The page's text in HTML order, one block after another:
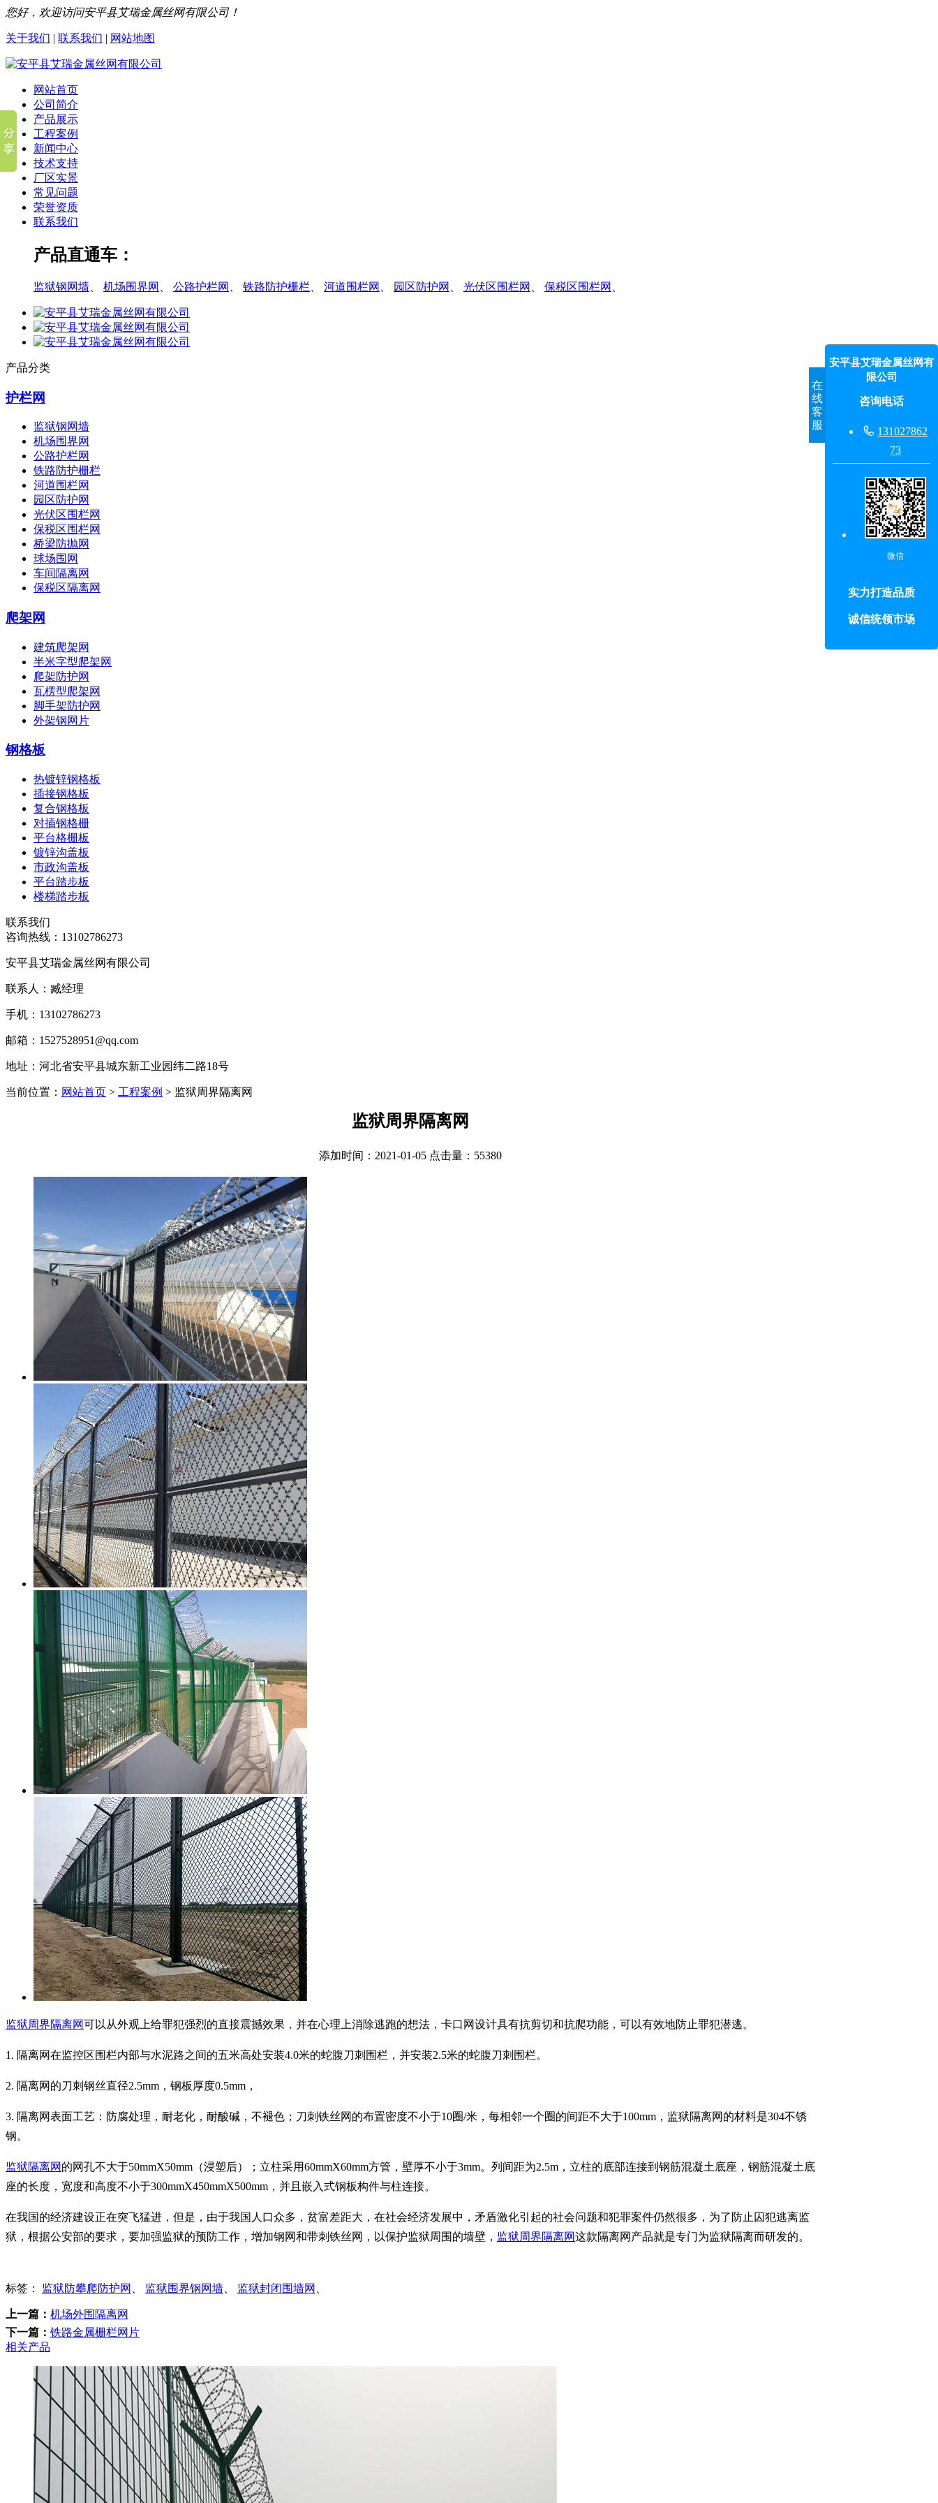
您好，欢迎访问安平县艾瑞金属丝网有限公司！
关于我们 | 联系我们 | 网站地图
网站首页
公司简介
产品展示
工程案例
新闻中心
技术支持
厂区实景
常见问题
荣誉资质
联系我们
产品直通车：
监狱钢网墙 机场围界网 公路护栏网 铁路防护栅栏 河道围栏网 园区防护网 光伏区围栏网 保税区围栏网
产品分类
护栏网
监狱钢网墙
机场围界网
公路护栏网
铁路防护栅栏
河道围栏网
园区防护网
光伏区围栏网
保税区围栏网
桥梁防抛网
球场围网
车间隔离网
保税区隔离网
爬架网
建筑爬架网
半米字型爬架网
爬架防护网
瓦楞型爬架网
脚手架防护网
外架钢网片
钢格板
热镀锌钢格板
插接钢格板
复合钢格板
对插钢格栅
平台格栅板
镀锌沟盖板
市政沟盖板
平台踏步板
楼梯踏步板
联系我们
咨询热线： 13102786273
安平县艾瑞金属丝网有限公司
联系人：臧经理
手机：13102786273
邮箱：1527528951@qq.com
地址：河北省安平县城东新工业园纬二路18号
当前位置： 网站首页 > 工程案例 > 监狱周界隔离网
监狱周界隔离网
添加时间：2021-01-05 点击量： 55380
监狱周界隔离网可以从外观上给罪犯强烈的直接震撼效果，并在心理上消除逃跑的想法，卡口网设计具有抗剪切和抗爬功能，可以有效地防止罪犯潜逃。
1. 隔离网在监控区围栏内部与水泥路之间的五米高处安装4.0米的蛇腹刀刺围栏，并安装2.5米的蛇腹刀刺围栏。
2. 隔离网的刀刺钢丝直径2.5mm，钢板厚度0.5mm，
3. 隔离网表面工艺：防腐处理，耐老化，耐酸碱，不褪色；刀刺铁丝网的布置密度不小于10圈/米，每相邻一个圈的间距不大于100mm，监狱隔离网的材料是304不锈
钢。
监狱隔离网 的网孔不大于50mmX50mm（浸塑后）；立柱采用60mmX60mm方管，壁厚不小于3mm。列间距为2.5m，立柱的底部连接到钢筋混凝土底座，钢筋混凝土底
座的长度，宽度和高度不小于300mmX450mmX500mm，并且嵌入式钢板构件与柱连接。
在我国的经济建设正在突飞猛进，但是，由于我国人口众多，贫富差距大，在社会经济发展中，矛盾激化引起的社会问题和犯罪案件仍然很多，为了防止囚犯逃离监
狱，根据公安部的要求，要加强监狱的预防工作，增加钢网和带刺铁丝网，以保护监狱周围的墙壁， 监狱周界隔离网这款隔离网产品就是专门为监狱隔离而研发的。
标签： 监狱防攀爬防护网 监狱围界钢网墙 监狱封闭围墙网
上一篇： 机场外围隔离网
下一篇： 铁路金属栅栏网片
相关产品
在
线
客
服
安平县艾瑞金属丝网有
限公司
咨询电话
 131027862
73
微信
实力打造品质
诚信统领市场